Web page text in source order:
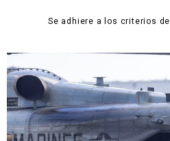
Se adhiere a los criterios de